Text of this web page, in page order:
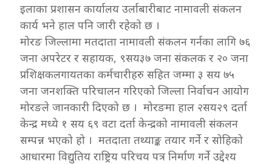
इलाका प्रशासन कार्यालय उर्लाबारीबाट नामावली संकलन
कार्य भने हाल पनि जारी रहेको छ ।
मोरङ जिल्लामा मतदाता नामावली संकलन गर्नका लागि ७६
जना अपरेटर र सहायक, ९सय३७ जना संकलक र २० जना
प्रशिक्षकलगायतका कर्मचारीहरु सहित जम्मा ३ सय ७५
जना जनशक्ति परिचालन गरिएको जिल्ला निर्वाचन आयोग
मोरङले जानकारी दिएको छ । मोरङमा हाल २सय२९ दर्ता
केन्द्र मध्ये १ सय ६९ वटा दर्ता केन्द्रको नामावली संकलन
सम्पन्न भएको हो । मतदाता तथ्याङ्क तयार गर्ने र सोहिको
आधारमा विद्युतिय राष्ट्रिय परिचय पत्र निर्माण गर्ने उद्देश्य